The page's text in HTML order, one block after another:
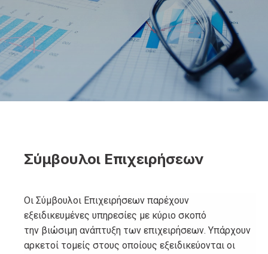
Σύμβουλοι Επιχειρήσεων
Οι Σύμβουλοι Επιχειρήσεων παρέχουν
εξειδικευμένες υπηρεσίες με κύριο σκοπό
την βιώσιμη ανάπτυξη των επιχειρήσεων. Υπάρχουν
αρκετοί τομείς στους οποίους εξειδικεύονται οι